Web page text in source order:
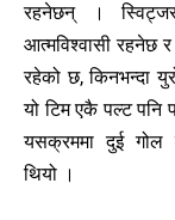
रहनेछन् ।
आत्मविश्वासी रहनेछ र
रहेको छ, किनभन्दा
यो टिम एकै पल्ट पनि
यसक्रममा दुई गोल
थियो ।